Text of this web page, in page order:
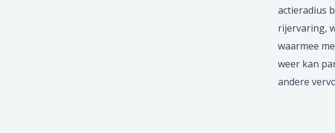
actieradius
rijervaring,
waarmee
weer kan
andere